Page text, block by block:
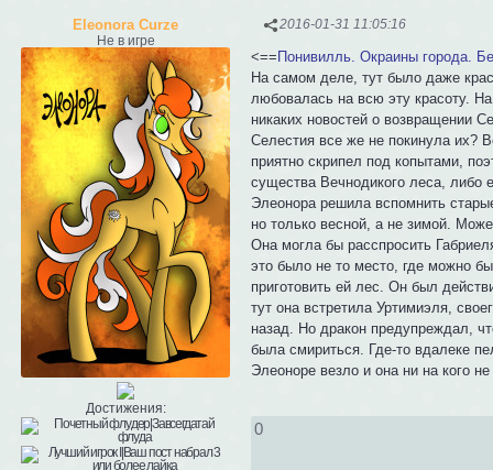
2016-01-31 11:05:16
Eleonora Curze
Не в игре
Достижения:
<== Понивилль. Окраины города.
На самом деле, тут было даже
любовалась на всю эту красоту.
никаких новостей о возвращении
Селестия все же не покинула их?
приятно скрипел под копытами,
существа Вечнодикого леса, либо
Элеонора решила вспомнить
но только весной, а не зимой.
Она могла бы расспросить
это было не то место, где можно
приготовить ей лес. Он был
тут она встретила Уртимиэля,
назад. Но дракон предупреждал,
была смириться. Где-то вдалеке
Элеоноре везло и она ни на кого
0